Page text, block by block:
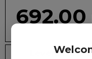
692.00
Leveranstid: